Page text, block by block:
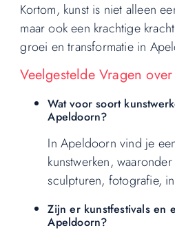
Kortom, kunst is niet alleen
maar ook een krachtige
groei en transformatie in
Veelgestelde Vragen
Wat voor soort
Apeldoorn?
In Apeldoorn vind je
kunstwerken,
sculpturen, fotografie,
Zijn er kunstfestivals en
Apeldoorn?